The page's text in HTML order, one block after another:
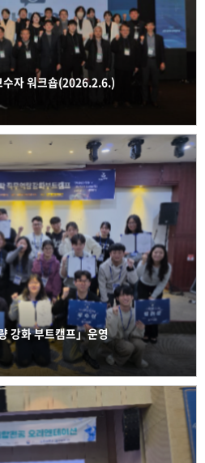
자 워크숍(2026.2.6.)
강화 부트캠프」운영